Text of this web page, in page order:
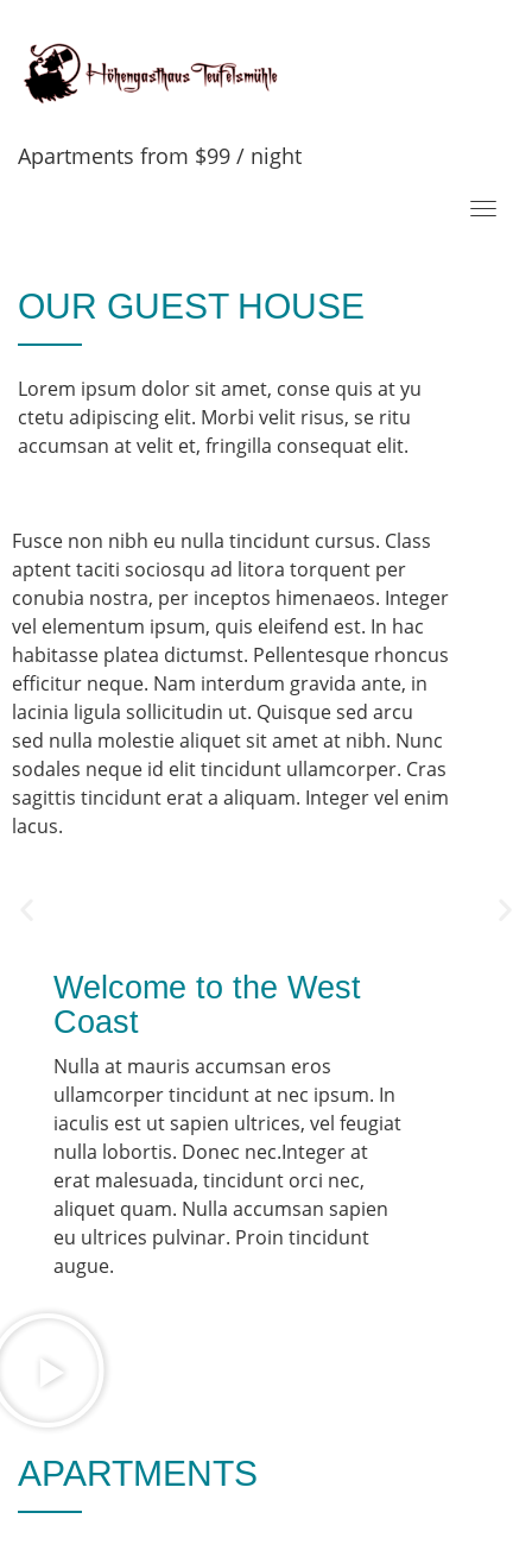
THE HEART OF THE
CITY
Apartments from $99 / night
OUR GUEST HOUSE
Lorem ipsum dolor sit amet, conse quis at yu
ctetu adipiscing elit. Morbi velit risus, se ritu
accumsan at velit et, fringilla consequat elit.
Fusce non nibh eu nulla tincidunt cursus. Class
aptent taciti sociosqu ad litora torquent per
conubia nostra, per inceptos himenaeos. Integer
vel elementum ipsum, quis eleifend est. In hac
habitasse platea dictumst. Pellentesque rhoncus
efficitur neque. Nam interdum gravida ante, in
lacinia ligula sollicitudin ut. Quisque sed arcu
sed nulla molestie aliquet sit amet at nibh. Nunc
sodales neque id elit tincidunt ullamcorper. Cras
sagittis tincidunt erat a aliquam. Integer vel enim
lacus.
Welcome to the West
Coast
Nulla at mauris accumsan eros
ullamcorper tincidunt at nec ipsum. In
iaculis est ut sapien ultrices, vel feugiat
nulla lobortis. Donec nec.Integer at
erat malesuada, tincidunt orci nec,
aliquet quam. Nulla accumsan sapien
eu ultrices pulvinar. Proin tincidunt
augue.
APARTMENTS